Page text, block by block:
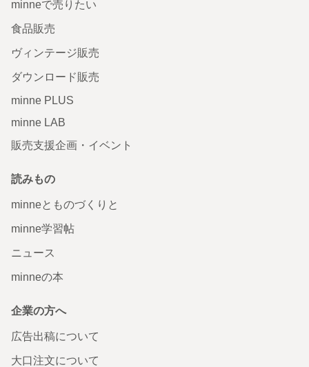
minneで売りたい
食品販売
ヴィンテージ販売
ダウンロード販売
minne PLUS
minne LAB
販売支援企画・イベント
読みもの
minneとものづくりと
minne学習帖
ニュース
minneの本
企業の方へ
広告出稿について
大口注文について